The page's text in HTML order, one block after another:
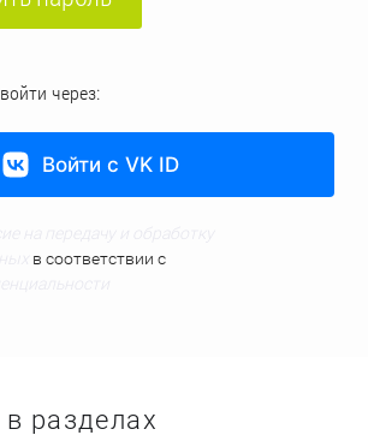
через:
Войти с VK ID
в соответствии с
разделах